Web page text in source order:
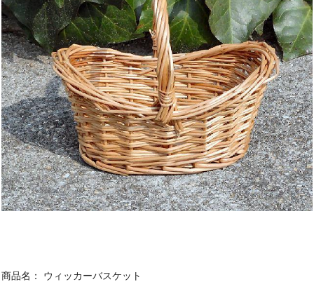
商品名： ウィッカーバスケット